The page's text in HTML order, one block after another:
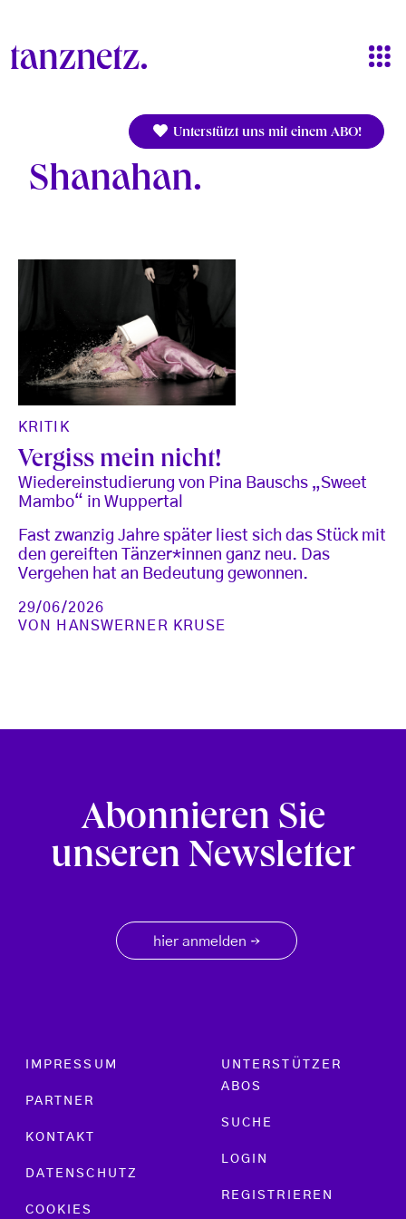
Unterstützt uns mit einem ABO!
Shanahan
KRITIK
Vergiss mein nicht!
Wiedereinstudierung von Pina Bauschs „Sweet
Mambo“ in Wuppertal
Fast zwanzig Jahre später liest sich das Stück mit
den gereiften Tänzer*innen ganz neu. Das
Vergehen hat an Bedeutung gewonnen.
29/06/2026
VON
HANSWERNER KRUSE
Abonnieren Sie
unseren Newsletter
hier anmelden →
Footer menu
IMPRESSUM
PARTNER
KONTAKT
DATENSCHUTZ
COOKIES
UNTERSTÜTZER
ABOS
SUCHE
LOGIN
REGISTRIEREN